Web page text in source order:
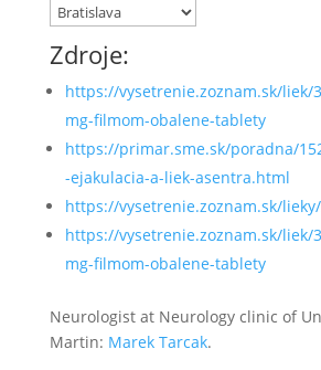
Zdroje:
https://vysetrenie.zoznam.sk/liek/
mg-filmom-obalene-tablety
https://primar.sme.sk/poradna/
-ejakulacia-a-liek-asentra.html
https://vysetrenie.zoznam.sk/
https://vysetrenie.zoznam.sk/liek/
mg-filmom-obalene-tablety
Neurologist at Neurology clinic of
Martin: Marek Tarcak.